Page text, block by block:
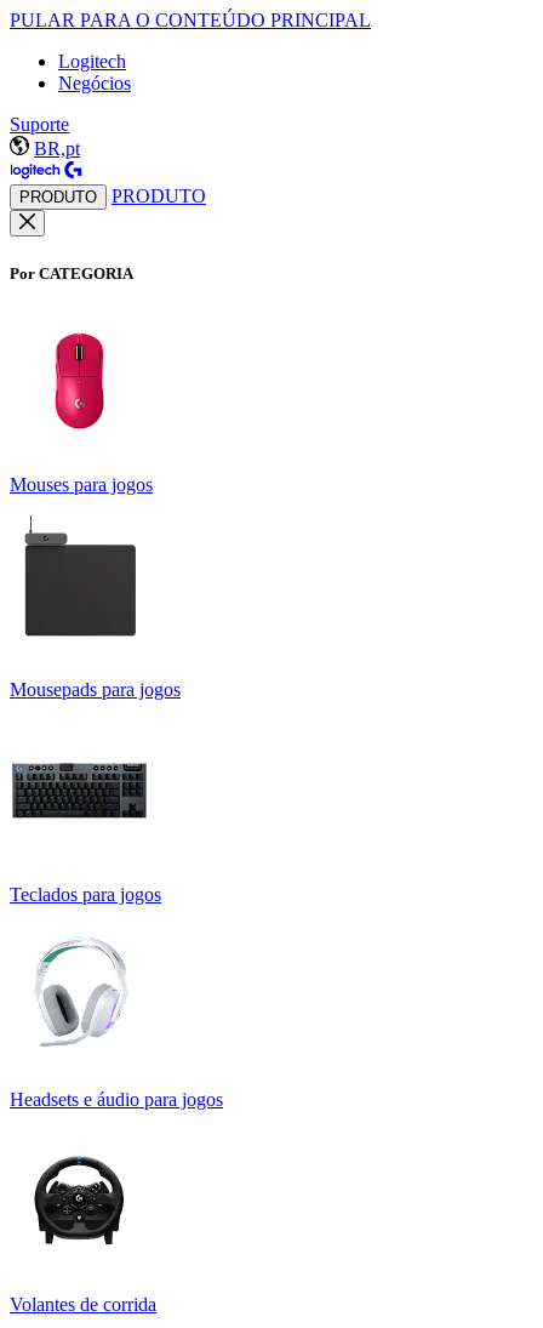
PULAR PARA O CONTEÚDO PRINCIPAL
Logitech
Negócios
Suporte
BR,pt
PRODUTO PRODUTO
Por CATEGORIA
Mouses para jogos
Mousepads para jogos
Teclados para jogos
Headsets e áudio para jogos
Volantes de corrida